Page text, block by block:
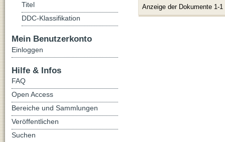
Anzeige der Dokumente 1-1
Titel
DDC-Klassifikation
Mein Benutzerkonto
Einloggen
Hilfe & Infos
FAQ
Open Access
Bereiche und Sammlungen
Veröffentlichen
Suchen